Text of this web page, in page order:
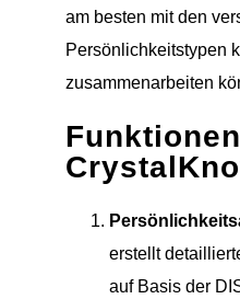
am besten mit den
Persönlichkeitstypen
zusammenarbeiten
erstellt
auf Basis der